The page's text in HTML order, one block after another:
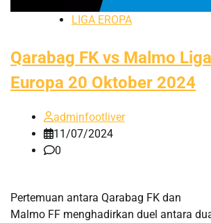
LIGA EROPA
Qarabag FK vs Malmo Liga
Europa 20 Oktober 2024
adminfootliver
11/07/2024
0
Pertemuan antara Qarabag FK dan
Malmo FF menghadirkan duel antara